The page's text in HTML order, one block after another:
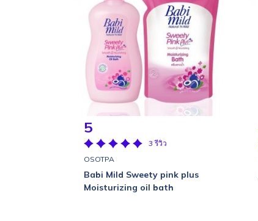
5
3 รีวิว
OSOTPA
Babi Mild Sweety pink plus
Moisturizing oil bath